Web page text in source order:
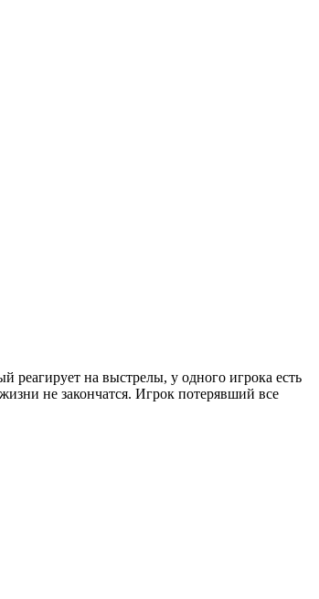
реагирует на выстрелы, у одного игрока есть
не закончатся. Игрок потерявший все